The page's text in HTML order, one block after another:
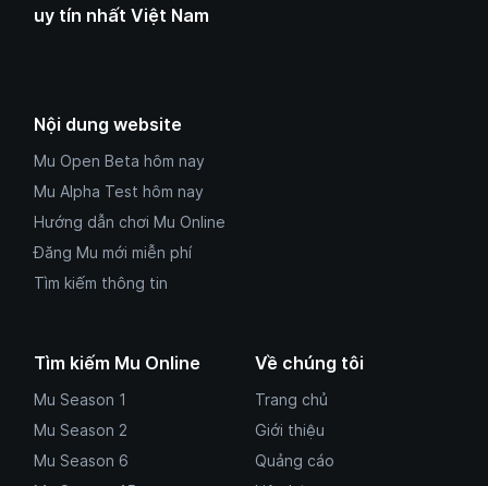
uy tín nhất Việt Nam
Nội dung website
Mu Open Beta hôm nay
Mu Alpha Test hôm nay
Hướng dẫn chơi Mu Online
Đăng Mu mới miễn phí
Tìm kiếm thông tin
Tìm kiếm Mu Online
Mu Season 1
Mu Season 2
Mu Season 6
Về chúng tôi
Trang chủ
Giới thiệu
Quảng cáo